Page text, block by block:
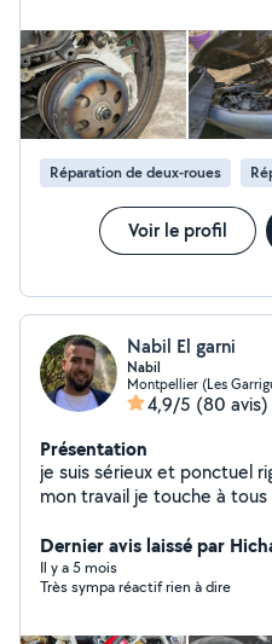
Réparation de deux-roues
Voir le profil
Nabil El garni
Nabil
Montpellier (Les
4,9/5 (80 avis)
Présentation
je suis sérieux et ponctuel
mon travail je touche à tous
Dernier avis laissé par
Il y a 5 mois
Très sympa réactif rien à dire